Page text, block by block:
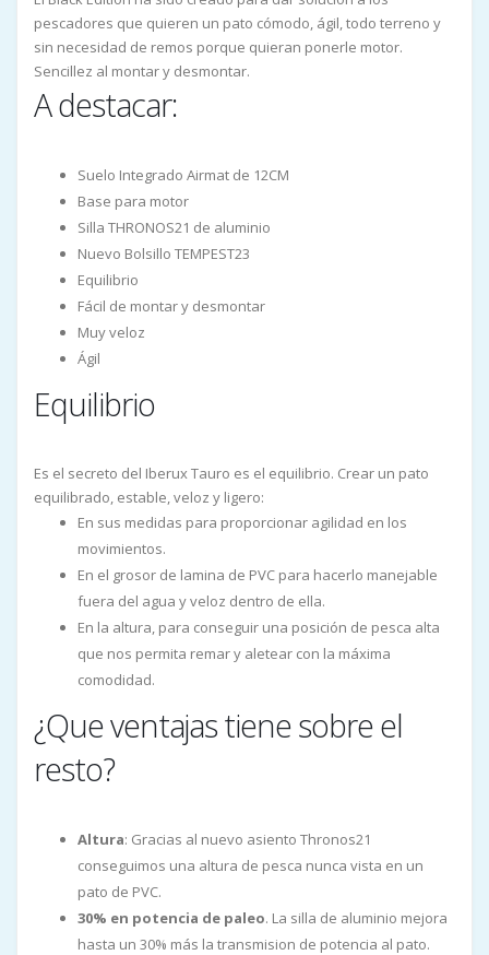
pescadores que quieren un pato cómodo, ágil, todo terreno y
sin necesidad de remos porque quieran ponerle motor.
Sencillez al montar y desmontar.
A destacar:
Suelo Integrado Airmat de 12CM
Base para motor
Silla THRONOS21 de aluminio
Nuevo Bolsillo TEMPEST23
Equilibrio
Fácil de montar y desmontar
Muy veloz
Ágil
Equilibrio
Es el secreto del Iberux Tauro es el equilibrio. Crear un pato
equilibrado, estable, veloz y ligero:
En sus medidas para proporcionar agilidad en los
movimientos.
En el grosor de lamina de PVC para hacerlo manejable
fuera del agua y veloz dentro de ella.
En la altura, para conseguir una posición de pesca alta
que nos permita remar y aletear con la máxima
comodidad.
¿Que ventajas tiene sobre el
resto?
Altura: Gracias al nuevo asiento Thronos21
conseguimos una altura de pesca nunca vista en un
pato de PVC.
30% en potencia de paleo. La silla de aluminio mejora
hasta un 30% más la transmision de potencia al pato.